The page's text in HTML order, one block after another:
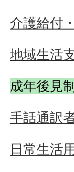
介護給付
地域生活
成年後見
手話通訳
日常生活